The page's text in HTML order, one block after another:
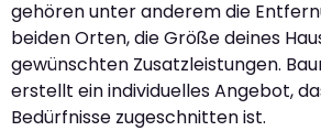
gehören unter anderem die
beiden Orten, die Größe deines
gewünschten Zusatzleistungen.
erstellt ein individuelles Angebot,
Bedürfnisse zugeschnitten ist.